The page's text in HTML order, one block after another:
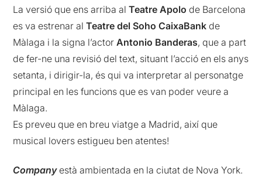
La versió que ens arriba alTeatre Apolode Barcelona
es va estrenar alTeatre del Soho CaixaBank de
Màlaga i la signa l’actorAntonio Banderas, que a part
de fer-ne una revisió del text, situant l’acció en els anys
setanta, i dirigir-la, és qui va interpretar al personatge
principal en les funcions que es van poder veure a
Màlaga.
Es preveu que en breu viatge a Madrid, així que
musical lovers estigueu ben atentes!
Companyestà ambientada en la ciutat de Nova York.